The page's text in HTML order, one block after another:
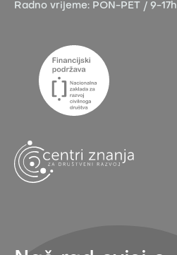
Radno vrijeme: PON-PET / 9-17h